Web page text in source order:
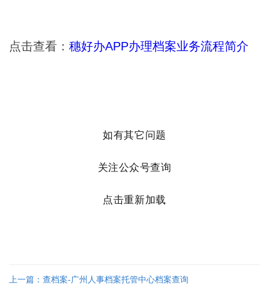
点击查看： 穗好办APP办理档案业务流程简介
如有其它问题
关注公众号查询
点击重新加载
上一篇：查档案-广州人事档案托管中心档案查询